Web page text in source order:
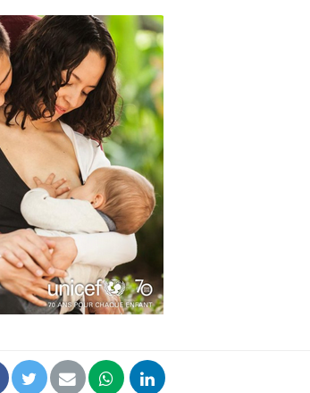
Le Viagra pourrait-il
freiner la propagation du
cancer ?
Pourquoi manger moins
de protéines pourrait
finalement être bénéfique